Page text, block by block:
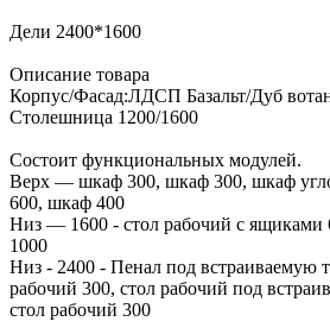
Дели 2400*1600
Описание товара
Корпус/Фасад:ЛДСП Базальт/Дуб
Столешница 1200/1600
Состоит функциональных модулей.
Верх — шкаф 300, шкаф 300, шкаф
600, шкаф 400
Низ — 1600 - стол рабочий с ящиками
1000
Низ - 2400 - Пенал под встраиваемую
рабочий 300, стол рабочий под
стол рабочий 300